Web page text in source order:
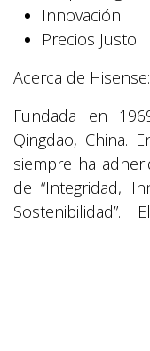
Innovación
Precios Justo
Acerca de Hisense:
Fundada en
Qingdao, China.
siempre ha
de “Integridad,